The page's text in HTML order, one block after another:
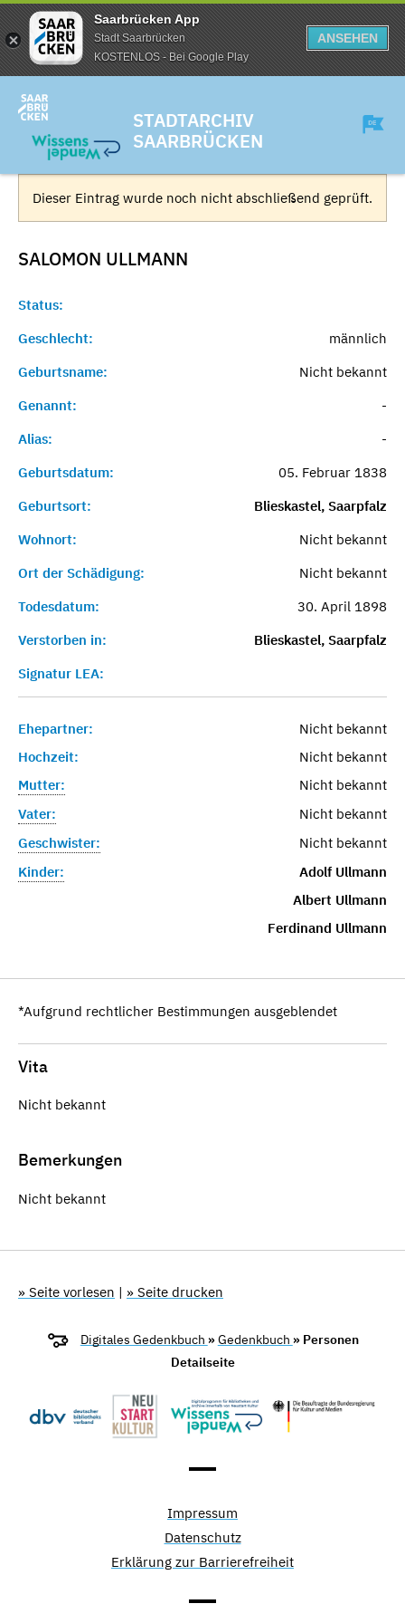
Saarbrücken App
Stadt Saarbrücken
KOSTENLOS - Bei Google Play
ANSEHEN
STADTARCHIV
SAARBRÜCKEN
Dieser Eintrag wurde noch nicht abschließend geprüft.
SALOMON ULLMANN
Status:
Geschlecht:
männlich
Geburtsname:
Nicht bekannt
Genannt:
-
Alias:
-
Geburtsdatum:
05. Februar 1838
Geburtsort:
Blieskastel, Saarpfalz
Wohnort:
Nicht bekannt
Ort der Schädigung:
Nicht bekannt
Todesdatum:
30. April 1898
Verstorben in:
Blieskastel, Saarpfalz
Signatur LEA:
Ehepartner:
Nicht bekannt
Hochzeit:
Nicht bekannt
Mutter:
Nicht bekannt
Vater:
Nicht bekannt
Geschwister:
Nicht bekannt
Kinder:
Adolf Ullmann
Albert Ullmann
Ferdinand Ullmann
*Aufgrund rechtlicher Bestimmungen ausgeblendet
Vita
Nicht bekannt
Bemerkungen
Nicht bekannt
» Seite vorlesen | » Seite drucken
Digitales Gedenkbuch »Gedenkbuch » Personen
Detailseite
Impressum
Datenschutz
Erklärung zur Barrierefreiheit